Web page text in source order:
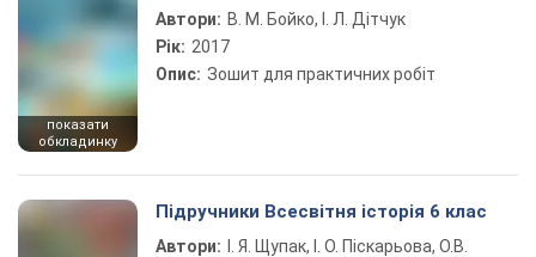
показати
обкладинку
Автори: В. М. Бойко, І. Л. Дітчук
Рік: 2017
Опис: Зошит для практичних робіт
Підручники Всесвітня історія 6 клас
Автори:
І. Я. Щупак, І. О. Піскарьова, О.В.